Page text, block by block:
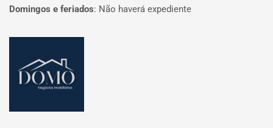
Domingos e feriados: Não haverá expediente